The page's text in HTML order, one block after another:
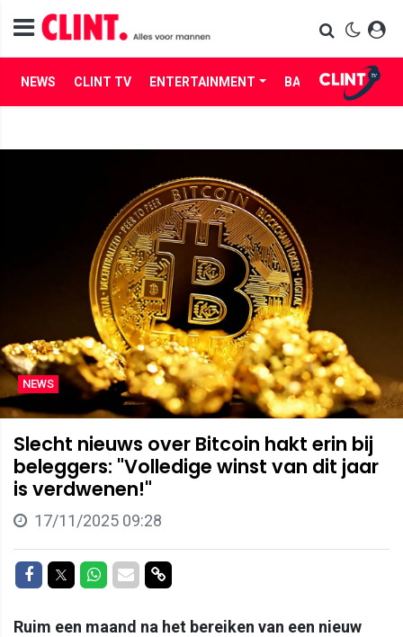
NEWS CLINT TV ENTERTAINMENT BABES LIFE
NEWS
Slecht nieuws over Bitcoin hakt erin bij
beleggers: "Volledige winst van dit jaar
is verdwenen!"
17/11/2025 09:28
Delen op Facebook
Delen op Twitter
Delen op Whatsapp
Delen via Mail
Delen via link
Ruim een maand na het bereiken van een nieuw